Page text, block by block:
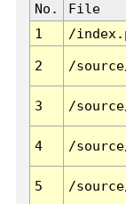
No. File
1
/
2 /
3 /
4 /
5 /